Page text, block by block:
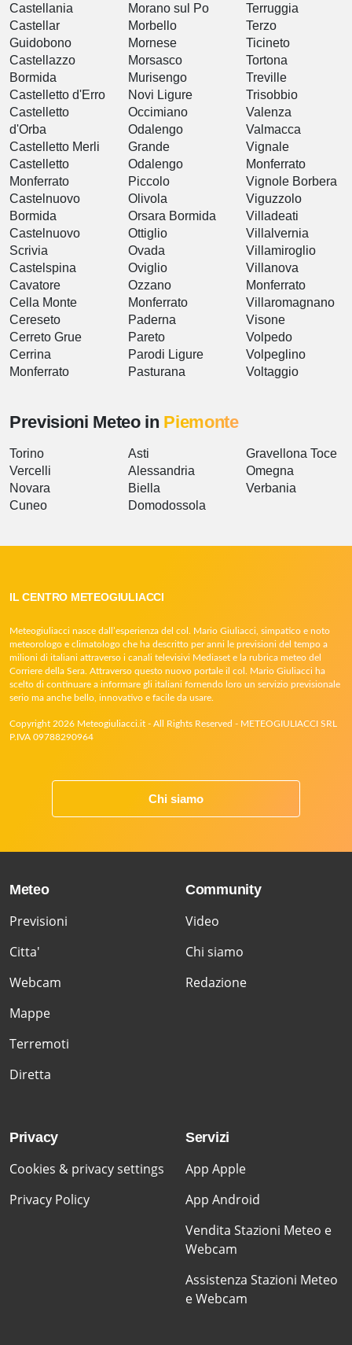
Castellania
Castellar
Guidobono
Castellazzo
Bormida
Castelletto d'Erro
Castelletto
d'Orba
Castelletto Merli
Castelletto
Monferrato
Castelnuovo
Bormida
Castelnuovo
Scrivia
Castelspina
Cavatore
Cella Monte
Cereseto
Cerreto Grue
Cerrina
Monferrato
Morano sul Po
Morbello
Mornese
Morsasco
Murisengo
Novi Ligure
Occimiano
Odalengo
Grande
Odalengo
Piccolo
Olivola
Orsara Bormida
Ottiglio
Ovada
Oviglio
Ozzano
Monferrato
Paderna
Pareto
Parodi Ligure
Pasturana
Terruggia
Terzo
Ticineto
Tortona
Treville
Trisobbio
Valenza
Valmacca
Vignale
Monferrato
Vignole Borbera
Viguzzolo
Villadeati
Villalvernia
Villamiroglio
Villanova
Monferrato
Villaromagnano
Visone
Volpedo
Volpeglino
Voltaggio
Previsioni Meteo in Piemonte
Torino
Vercelli
Novara
Cuneo
Asti
Alessandria
Biella
Domodossola
Gravellona Toce
Omegna
Verbania
IL CENTRO METEOGIULIACCI
Meteogiuliacci nasce dall’esperienza del col. Mario Giuliacci, simpatico e noto
meteorologo e climatologo che ha descritto per anni le previsioni del tempo a
milioni di italiani attraverso i canali televisivi Mediaset e la rubrica meteo del
Corriere della Sera. Attraverso questo nuovo portale il col. Mario Giuliacci ha
scelto di continuare a informare gli italiani fornendo loro un servizio previsionale
serio ma anche bello, innovativo e facile da usare.
Copyright 2026 Meteogiuliacci.it - All Rights Reserved - METEOGIULIACCI SRL
P.IVA 09788290964
Chi siamo
Meteo
Previsioni
Citta'
Webcam
Mappe
Terremoti
Diretta
Community
Video
Chi siamo
Redazione
Privacy
Cookies & privacy settings
Privacy Policy
Servizi
App Apple
App Android
Vendita Stazioni Meteo e
Webcam
Assistenza Stazioni Meteo
e Webcam